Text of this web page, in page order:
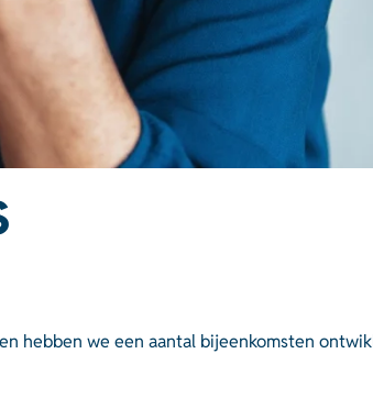
hebben we een aantal bijeenkomsten